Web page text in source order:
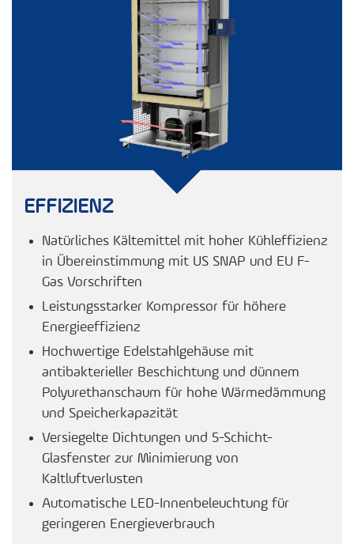
EFFIZIENZ
Natürliches Kältemittel mit hoher Kühleffizienz
in Übereinstimmung mit US SNAP und EU F-
Gas Vorschriften
Leistungsstarker Kompressor für höhere
Energieeffizienz
Hochwertige Edelstahlgehäuse mit
antibakterieller Beschichtung und dünnem
Polyurethanschaum für hohe Wärmedämmung
und Speicherkapazität
Versiegelte Dichtungen und 5-Schicht-
Glasfenster zur Minimierung von
Kaltluftverlusten
Automatische LED-Innenbeleuchtung für
geringeren Energieverbrauch